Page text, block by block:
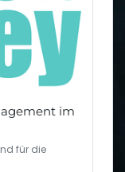
im
für die